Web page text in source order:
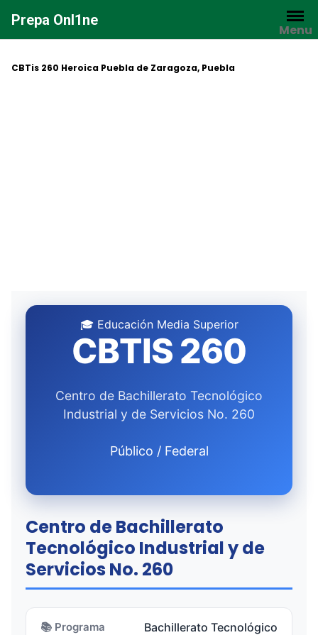
contenido
Prepa Onl1ne
Menu
CBTis 260 Heroica Puebla de Zaragoza, Puebla
🎓 Educación Media Superior
CBTIS 260
Centro de Bachillerato Tecnológico
Industrial y de Servicios No. 260
Público / Federal
Centro de Bachillerato
Tecnológico Industrial y de
Servicios No. 260
📚 Programa Bachillerato Tecnológico